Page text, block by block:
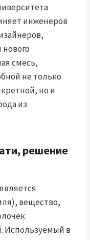
инженеров
смесь,
не только
но и
из
решение
вещество,
Используемый в